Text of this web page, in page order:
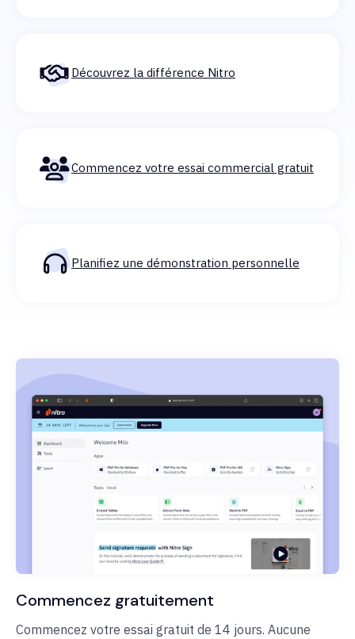
Découvrez la différence Nitro
Commencez votre essai commercial gratuit
Planifiez une démonstration personnelle
Commencez gratuitement
Commencez votre essai gratuit de 14 jours. Aucune